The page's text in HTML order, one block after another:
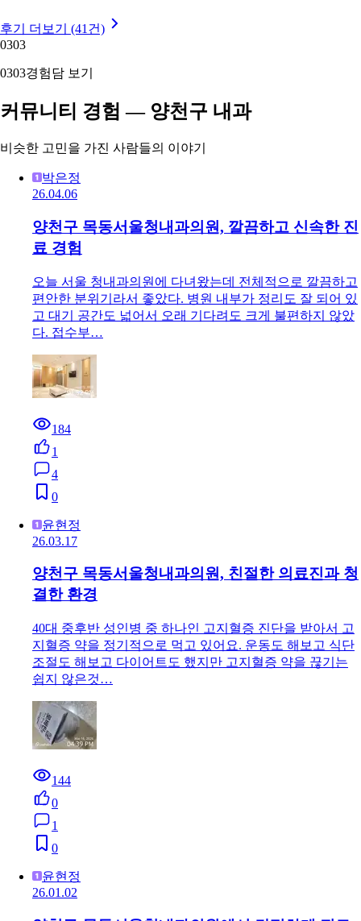
후기 더보기 (41건)
0303
0303경험담 보기
커뮤니티 경험 — 양천구 내과
비슷한 고민을 가진 사람들의 이야기
박은정
26.04.06
양천구 목동서울청내과의원, 깔끔하고 신속한 진
료 경험
오늘 서울 청내과의원에 다녀왔는데 전체적으로 깔끔하고
편안한 분위기라서 좋았다. 병원 내부가 정리도 잘 되어 있
고 대기 공간도 넓어서 오래 기다려도 크게 불편하지 않았
다. 접수부…
184
1
4
0
윤현정
26.03.17
양천구 목동서울청내과의원, 친절한 의료진과 청
결한 환경
40대 중후반 성인병 중 하나인 고지혈증 진단을 받아서 고
지혈증 약을 정기적으로 먹고 있어요. 운동도 해보고 식단
조절도 해보고 다이어트도 했지만 고지혈증 약을 끊기는
쉽지 않은것…
144
0
1
0
윤현정
26.01.02